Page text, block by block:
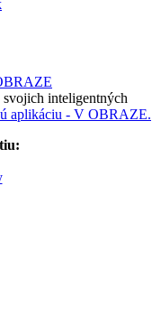
svojich inteligentných
aplikáciu - V OBRAZE.